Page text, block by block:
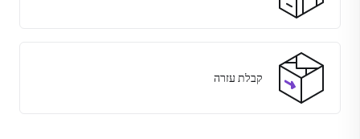
קבלת עזרה